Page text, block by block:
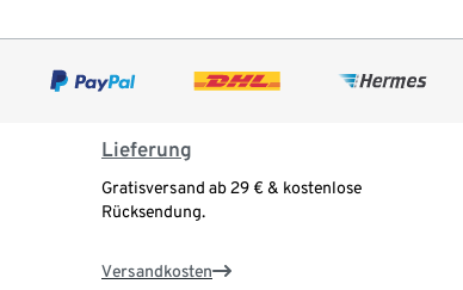
Lieferung
Gratisversand ab 29 € & kostenlose
Rücksendung.
Versandkosten